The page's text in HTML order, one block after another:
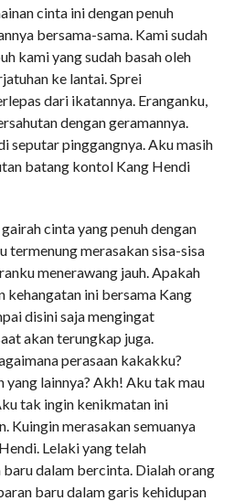
cinta ini dengan penuh
bersama-sama. Kami sudah
kami yang sudah basah oleh
ke lantai. Sprei
dari ikatannya. Eranganku,
dengan geramannya.
seputar pinggangnya. Aku masih
batang kontol Kang Hendi
cinta yang penuh dengan
termenung merasakan sisa-sisa
menerawang jauh. Apakah
kehangatan ini bersama Kang
disini saja mengingat
akan terungkap juga.
perasaan kakakku?
yang lainnya? Akh! Aku tak mau
tak ingin kenikmatan ini
Kuingin merasakan semuanya
Lelaki yang telah
dalam bercinta. Dialah orang
baru dalam garis kehidupan